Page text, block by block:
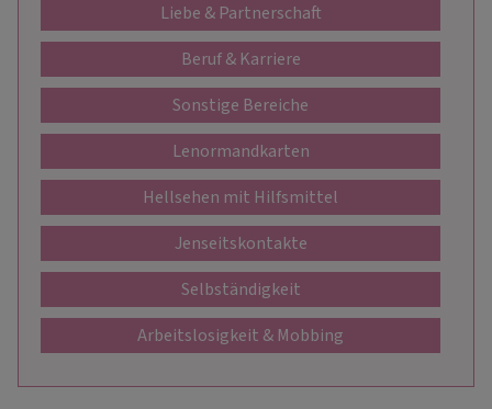
Liebe & Partnerschaft
Beruf & Karriere
Sonstige Bereiche
Lenormandkarten
Hellsehen mit Hilfsmittel
Jenseitskontakte
Selbständigkeit
Arbeitslosigkeit & Mobbing